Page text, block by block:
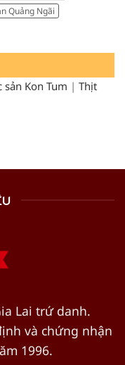
Quảng Ngãi
sản Kon Tum | Thịt
Lai trứ danh.
và chứng nhận
1996.